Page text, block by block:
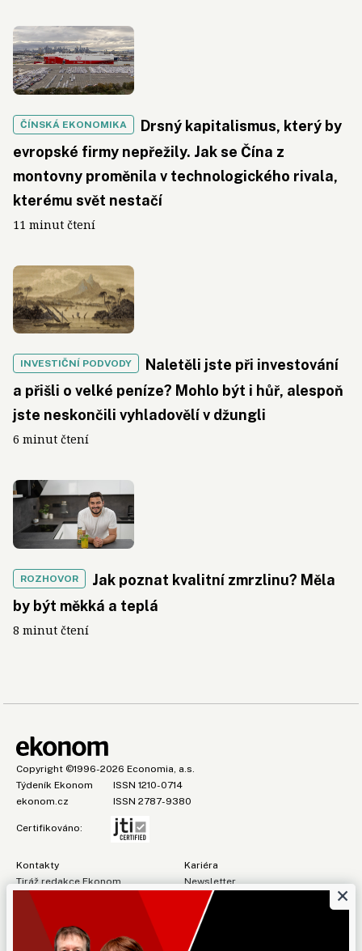
ČÍNSKÁ EKONOMIKA
Drsný kapitalismus, který by
evropské firmy nepřežily. Jak se Čína z
montovny proměnila v technologického rivala,
kterému svět nestačí
11 minut čtení
INVESTIČNÍ PODVODY
Naletěli jste při investování
a přišli o velké peníze? Mohlo být i hůř, alespoň
jste neskončili vyhladovělí v džungli
6 minut čtení
ROZHOVOR
Jak poznat kvalitní zmrzlinu? Měla
by být měkká a teplá
8 minut čtení
Copyright ©1996-2026 Economia, a.s.
Týdeník Ekonom
ISSN 1210-0714
ekonom.cz
ISSN 2787-9380
Certifikováno:
Kontakty
Tiráž redakce Ekonom
Předplatné
Kariéra
Newsletter
Všeobecné podmínky
Prohlášení o cookies
Nastavení soukromí
×